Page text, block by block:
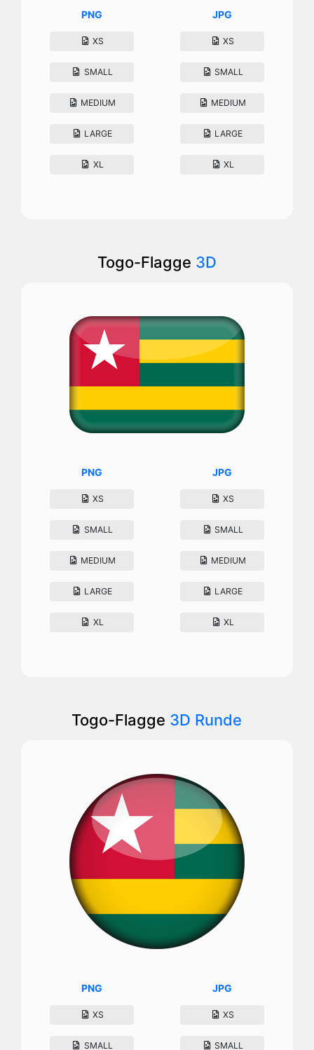
PNG
XS
SMALL
MEDIUM
LARGE
XL
JPG
XS
SMALL
MEDIUM
LARGE
XL
Togo-Flagge 3D
PNG
XS
SMALL
MEDIUM
LARGE
XL
JPG
XS
SMALL
MEDIUM
LARGE
XL
Togo-Flagge 3D Runde
PNG
XS
SMALL
JPG
XS
SMALL